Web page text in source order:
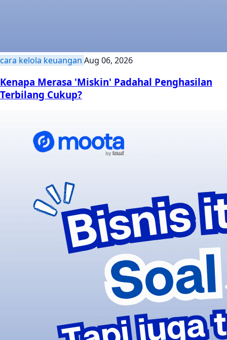
cara kelola keuangan Aug 06, 2026
Kenapa Merasa 'Miskin' Padahal Penghasilan
Terbilang Cukup?